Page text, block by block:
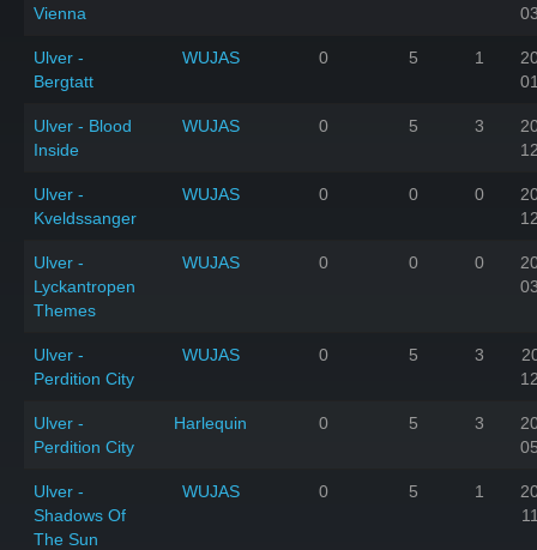
Vienna
Ulver -
Bergtatt
WUJAS 0 5 1
Ulver - Blood
Inside
WUJAS 0 5 3
Ulver -
Kveldssanger
WUJAS 0 0 0
Ulver -
Lyckantropen
Themes
WUJAS 0 0 0
Ulver -
Perdition City
WUJAS 0 5 3
Ulver -
Perdition City
Harlequin 0 5 3
Ulver -
Shadows Of
The Sun
WUJAS 0 5 1